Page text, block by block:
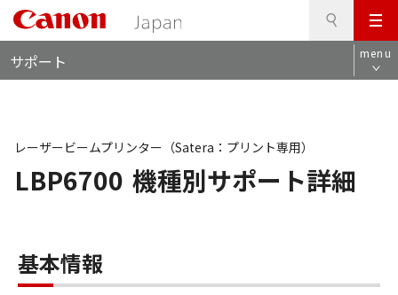
メ
ニ
ュ
サポート menu
LBP6700 機種別サポート詳細
レーザービームプリンター（Satera：プリント専用）
基本情報